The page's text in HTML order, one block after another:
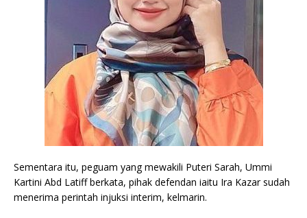
Sementara itu, peguam yang mewakili Puteri Sarah, Ummi
Kartini Abd Latiff berkata, pihak defendan iaitu Ira Kazar sudah
menerima perintah injuksi interim, kelmarin.